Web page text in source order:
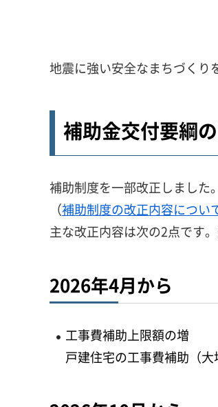
地震に強い安全なまちづくり
補助金交付要綱
補助制度を一部改正しました。
（補助制度の改正内容につい
主な改正内容は次の2点です
2026年4月から
工事費補助上限額の増
戸建住宅の工事費補助（